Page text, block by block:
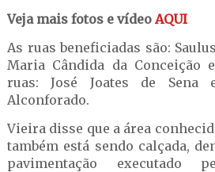
Veja mais fotos e vídeoAQUI
As ruas beneficiadas são:
Maria Cândida da Conceição
ruas: José Joates de Sena
Alconforado.
Vieira disse que a área
também está sendo calçada,
pavimentação executado